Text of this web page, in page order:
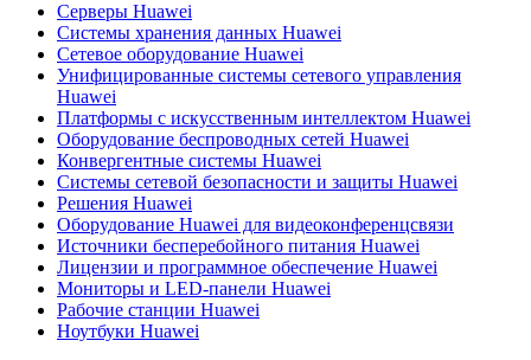
Серверы Huawei
Системы хранения данных Huawei
Сетевое оборудование Huawei
Унифицированные системы сетевого управления
Huawei
Платформы с искусственным интеллектом Huawei
Оборудование беспроводных сетей Huawei
Конвергентные системы Huawei
Системы сетевой безопасности и защиты Huawei
Решения Huawei
Оборудование Huawei для видеоконференцсвязи
Источники бесперебойного питания Huawei
Лицензии и программное обеспечение Huawei
Мониторы и LED-панели Huawei
Рабочие станции Huawei
Ноутбуки Huawei